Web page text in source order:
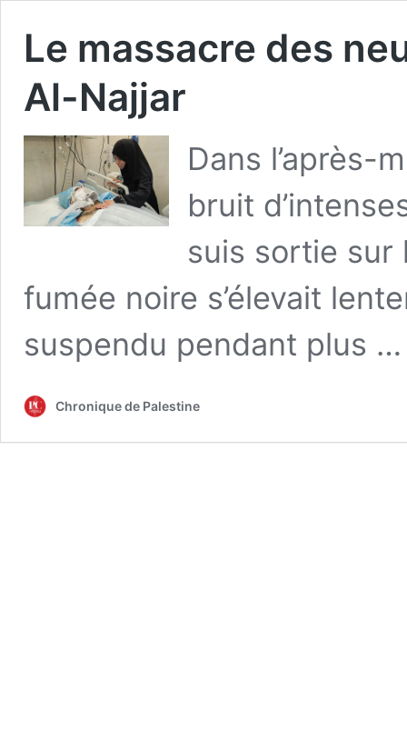
Le massacre des
Al-Najjar
Dans l’après-
bruit
suis sortie sur
fumée noire s’élevait
suspendu pendant plus
Chronique de Palestine